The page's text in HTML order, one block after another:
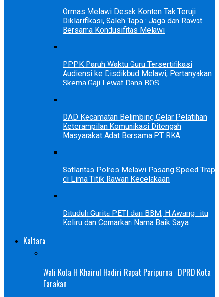
Ormas Melawi Desak Konten Tak Teruji
Diklarifikasi, Saleh Tapa : Jaga dan Rawat
Bersama Kondusifitas Melawi
PPPK Paruh Waktu Guru Tersertifikasi
Audiensi ke Disdikbud Melawi, Pertanyakan
Skema Gaji Lewat Dana BOS
DAD Kecamatan Belimbing Gelar Pelatihan
Keterampilan Komunikasi Ditengah
Masyarakat Adat Bersama PT RKA
Satlantas Polres Melawi Pasang Speed Trap
di Lima Titik Rawan Kecelakaan
Dituduh Gurita PETI dan BBM, H.Awang : itu
Keliru dan Cemarkan Nama Baik Saya
Kaltara
Wali Kota H Khairul Hadiri Rapat Paripurna I DPRD Kota
Tarakan